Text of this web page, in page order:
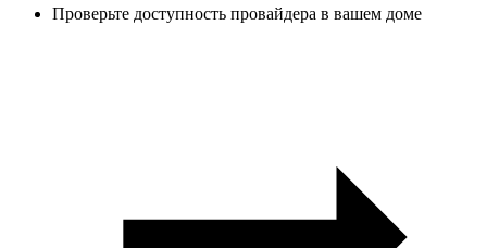
Проверьте доступность провайдера в вашем доме